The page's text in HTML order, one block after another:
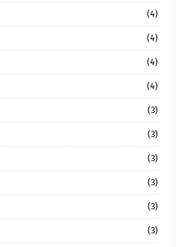
(4)
(4)
(4)
(4)
(3)
(3)
(3)
(3)
(3)
(3)